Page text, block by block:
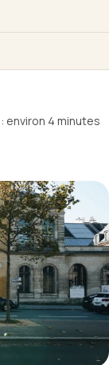
environ 4 minutes